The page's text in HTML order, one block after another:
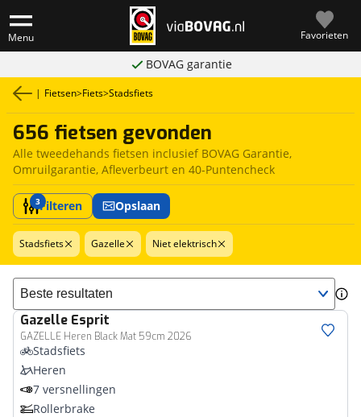
Menu Favorieten
BOVAG garantie
| Fietsen>Fiets>Stadsfiets
656 fietsen gevonden
Alle tweedehands fietsen inclusief BOVAG Garantie,
Omruilgarantie, Afleverbeurt en 40-Puntencheck
3Filteren Opslaan
Stadsfiets Gazelle Niet elektrisch
Sorteer resultaten
Gazelle Esprit
GAZELLE Heren Black Mat 59cm 2026
Stadsfiets
Heren
7 versnellingen
Rollerbrake